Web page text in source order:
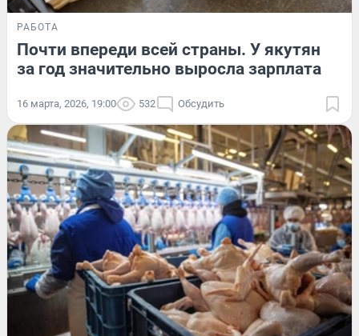
РАБОТА
Почти впереди всей страны. У якутян
за год значительно выросла зарплата
16 марта, 2026, 19:00 532 Обсудить